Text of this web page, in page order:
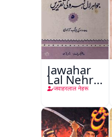
Jawahar
Lal Nehru
Ki
(Jang-e-
Azadi)
जवाहरलाल नेहरू